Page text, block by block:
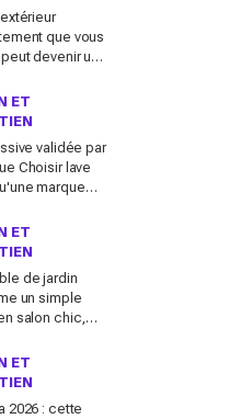
que vous
devenir un
le
dès ce
ET
validée par
Choisir lave
marque
fois moins
ET
de jardin
un simple
salon chic,
le choisissent à
plaque
ET
2026 : cette